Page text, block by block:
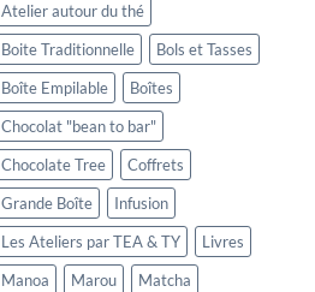
Atelier autour du thé
Boite Traditionnelle
Bols et Tasses
Boîte Empilable
Boîtes
Chocolat "bean to bar"
Chocolate Tree
Coffrets
Grande Boîte
Infusion
Les Ateliers par TEA & TY
Livres
Manoa
Marou
Matcha